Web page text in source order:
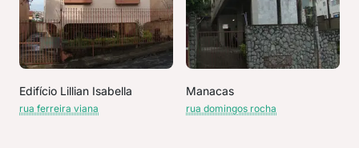
Edifício Lillian Isabella
rua ferreira viana
Manacas
rua domingos rocha